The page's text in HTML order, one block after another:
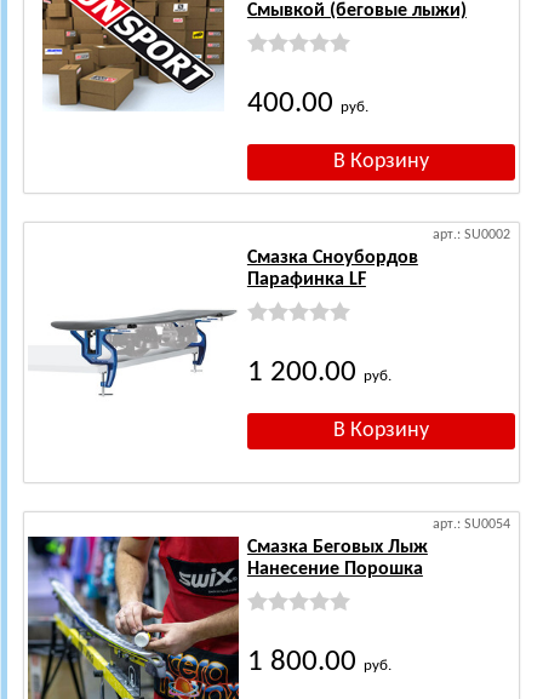
Смывкой (беговые лыжи)
400.00 руб.
арт.: SU0002
Смазка Сноубордов
Парафинка LF
1 200.00 руб.
арт.: SU0054
Смазка Беговых Лыж
Нанесение Порошка
1 800.00 руб.